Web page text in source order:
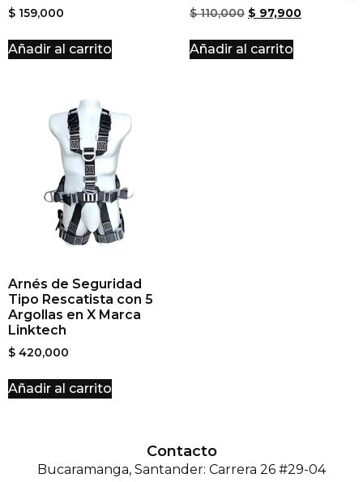
$ 159,000
Añadir al carrito
$110,000 $ 97,900
Añadir al carrito
Arnés de Seguridad
Tipo Rescatista con 5
Argollas en X Marca
Linktech
$ 420,000
Añadir al carrito
Contacto
Bucaramanga, Santander: Carrera 26 #29-04